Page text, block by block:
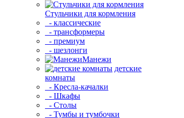
Стульчики для кормления
- классические
- трансформеры
- премиум
- шезлонги
Манежи
детские
комнаты
- Кресла-качалки
- Шкафы
- Столы
- Тумбы и тумбочки